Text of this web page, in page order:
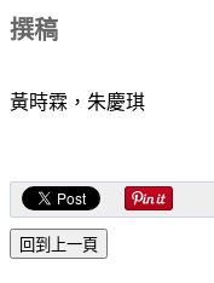
撰稿
黃時霖，朱慶琪